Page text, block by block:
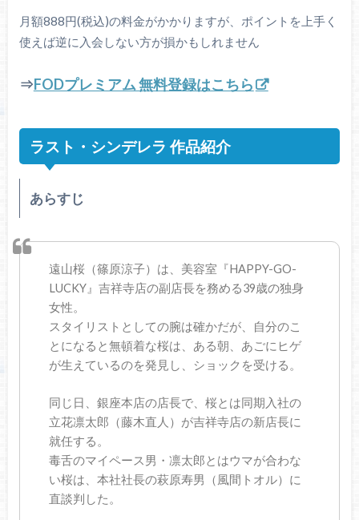
月額888円(税込)の料金がかかりますが、ポイントを上手く
使えば逆に入会しない方が損かもしれません
⇒FODプレミアム 無料登録はこちら
ラスト・シンデレラ 作品紹介
あらすじ
遠山桜（篠原涼子）は、美容室『HAPPY-GO-
LUCKY』吉祥寺店の副店長を務める39歳の独身
女性。
スタイリストとしての腕は確かだが、自分のこ
とになると無頓着な桜は、ある朝、あごにヒゲ
が生えているのを発見し、ショックを受ける。
同じ日、銀座本店の店長で、桜とは同期入社の
立花凛太郎（藤木直人）が吉祥寺店の新店長に
就任する。
毒舌のマイペース男・凛太郎とはウマが合わな
い桜は、本社社長の萩原寿男（風間トオル）に
直談判した。